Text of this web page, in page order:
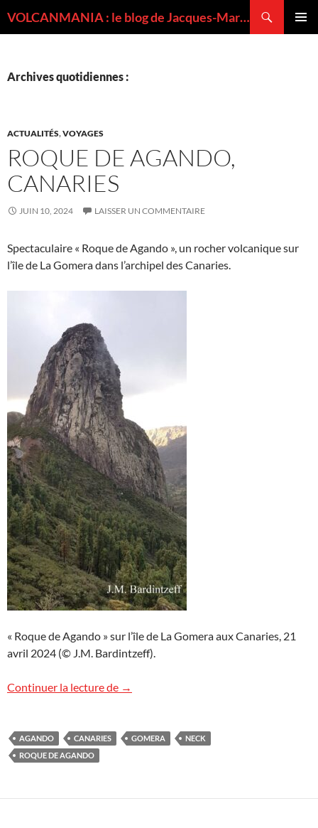
VOLCANMANIA : le blog de Jacques-Marie BARDINTZEFF, volcanologue
Archives quotidiennes :
ACTUALITÉS,VOYAGES
ROQUE DE AGANDO,
CANARIES
JUIN 10, 2024 LAISSER UN COMMENTAIRE
Spectaculaire « Roque de Agando », un rocher volcanique sur
l’île de La Gomera dans l’archipel des Canaries.
« Roque de Agando » sur l’île de La Gomera aux Canaries, 21
avril 2024 (© J.M. Bardintzeff).
Continuer la lecture de Roque de Agando, Canaries
→
AGANDO CANARIES GOMERA
NECK
ROQUE DE AGANDO